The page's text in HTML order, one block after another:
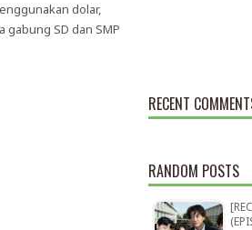
dolar,
SD dan SMP
RECENT
RANDOM POSTS